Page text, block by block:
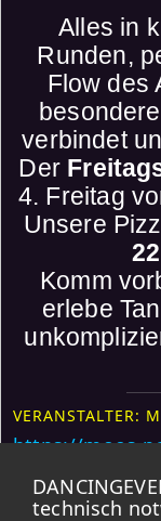
Alles in
Runden,
Flow des
verbindet
Der
4. Freitag
Unsere
Komm
erlebe
VERANSTALTER:
https://moos-
Weitere
technisch